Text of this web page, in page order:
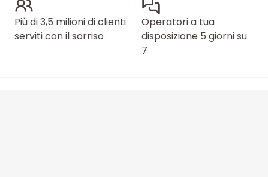
Più di 3,5 milioni di clienti
serviti con il sorriso
Operatori a tua
disposizione 5 giorni su
7